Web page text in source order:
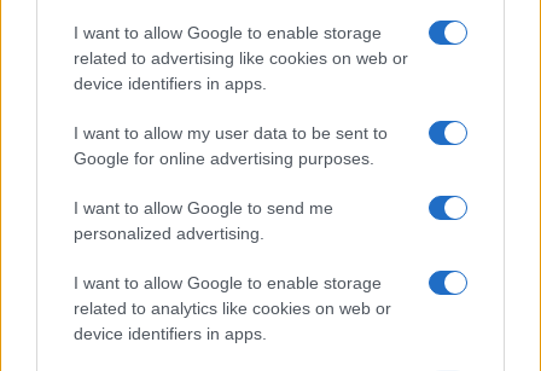
I want to allow Google to enable storage
related to advertising like cookies on web or
device identifiers in apps.
I want to allow my user data to be sent to
Google for online advertising purposes.
I want to allow Google to send me
personalized advertising.
I want to allow Google to enable storage
related to analytics like cookies on web or
device identifiers in apps.
Michelle Hunziker in Gallura, bella anche dal
Calangianus, dopo le polemiche il centro
accoglienza minori chiude
Olbia, divieto di sosta contro spaccio e degrado:
esplode la protesta